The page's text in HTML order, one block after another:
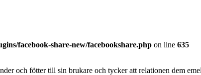
facebook-share-new/facebookshare.php on line 635
och fötter till sin brukare och tycker att relationen dem